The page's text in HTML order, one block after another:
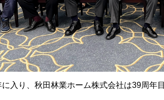
入り、秋田林業ホーム株式会社は39周年